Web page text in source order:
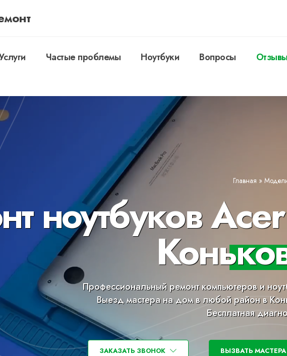
Частые проблемы Ноутбуки Вопросы Отзывы
Главная »
ноутбуков
Профессиональный ремонт компьютеров и
Выезд мастера на дом в любой район в
Бесплатная
ЗАКАЗАТЬ ЗВОНОК ВЫЗВАТЬ МАСТЕРА